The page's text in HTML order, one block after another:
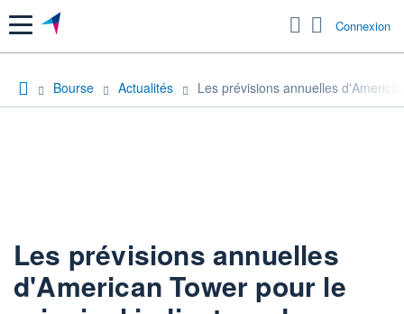
Menu Connexion
Bourse Actualités Les prévisions annuelles
Les prévisions annuelles
d'American Tower pour le